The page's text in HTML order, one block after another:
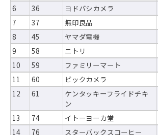
6
36 ヨドバシカメラ
7
37 無印良品
8
45 ヤマダ電機
9
58 ニトリ
10
59 ファミリーマート
11
60 ビックカメラ
12
61
ケンタッキーフライドチキ
ン
13 74 イトーヨーカ堂
14
76 スターバックスコーヒー